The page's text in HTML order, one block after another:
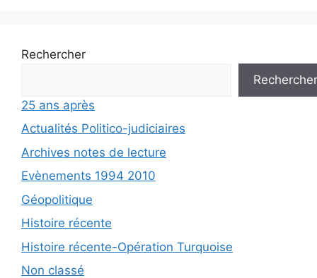
Rechercher
Rechercher
25 ans après
Actualités Politico-judiciaires
Archives notes de lecture
Evènements 1994 2010
Géopolitique
Histoire récente
Histoire récente-Opération Turquoise
Non classé